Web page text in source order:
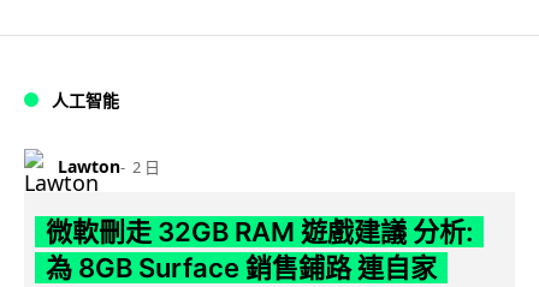
人工智能
Lawton 2 日
微軟刪走 32GB RAM 遊戲建議 分析:
為 8GB Surface 銷售鋪路 連自家